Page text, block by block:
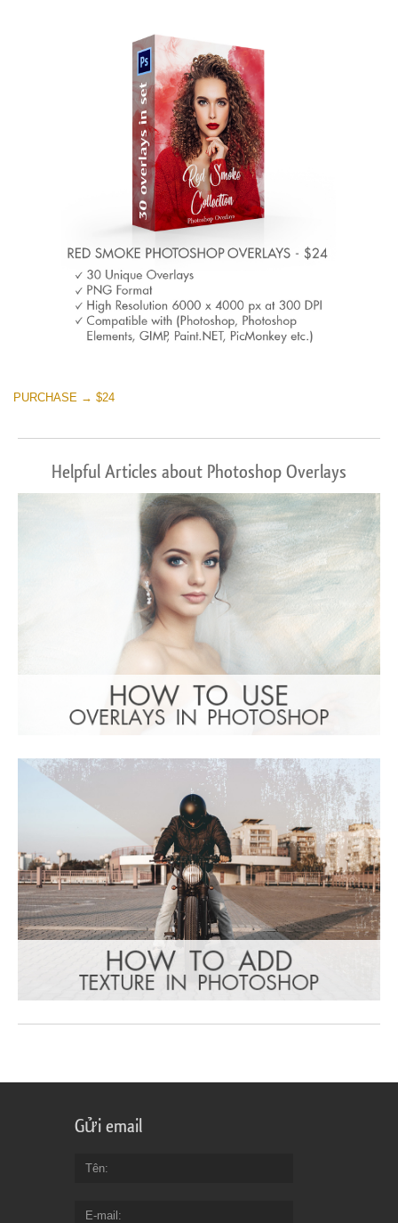
PURCHASE → $24
Helpful Articles about Photoshop Overlays
Gửi email
Tên
E-mail